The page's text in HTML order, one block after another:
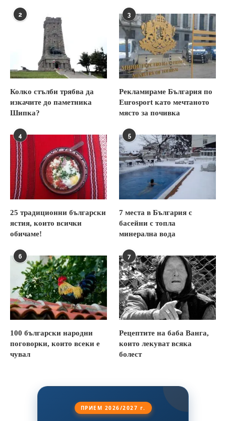
2
Колко стълби трябва да
изкачите до паметника
Шипка?
3
Рекламираме България по
Eurosport като мечтаното
място за почивка
4
25 традиционни български
ястия, които всички
обичаме!
5
7 места в България с
басейни с топла
минерална вода
6
100 български народни
поговорки, които всеки е
чувал
7
Рецептите на баба Ванга,
които лекуват всяка
болест
ПРИЕМ 2026/2027 г.